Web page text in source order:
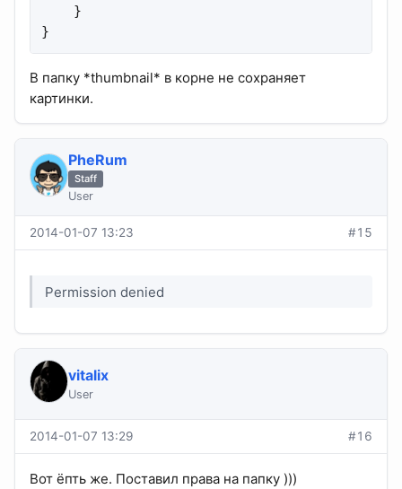
    }
}
В папку *thumbnail* в корне не сохраняет
картинки.
PheRum
Staff
User
2014-01-07 13:23 #15
Permission denied
vitalix
User
2014-01-07 13:29 #16
Вот ёпть же. Поставил права на папку )))